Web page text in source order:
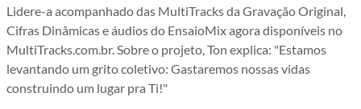
Lidere-a acompanhado das MultiTracks da Gravação Original,
Cifras Dinâmicas e áudios do EnsaioMix agora disponíveis no
MultiTracks.com.br. Sobre o projeto, Ton explica: "Estamos
levantando um grito coletivo: Gastaremos nossas vidas
construindo um lugar pra Ti!"